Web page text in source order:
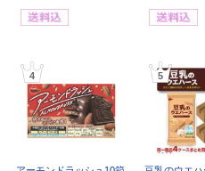
4 5